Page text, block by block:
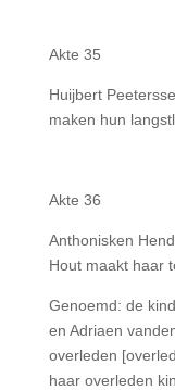
Akte 35
Huijbert
maken hun
Akte 36
Anthonisken
Hout maakt haar
Genoemd: de
en Adriaen
overleden
haar overleden